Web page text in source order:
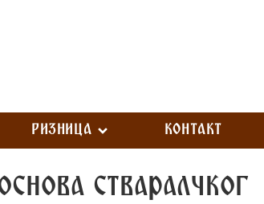
РИЗНИЦА КОНТАКТ
стваралчког